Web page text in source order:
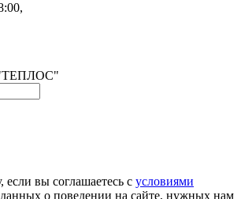
вы соглашаетесь с условиями
о поведении на сайте, нужных нам